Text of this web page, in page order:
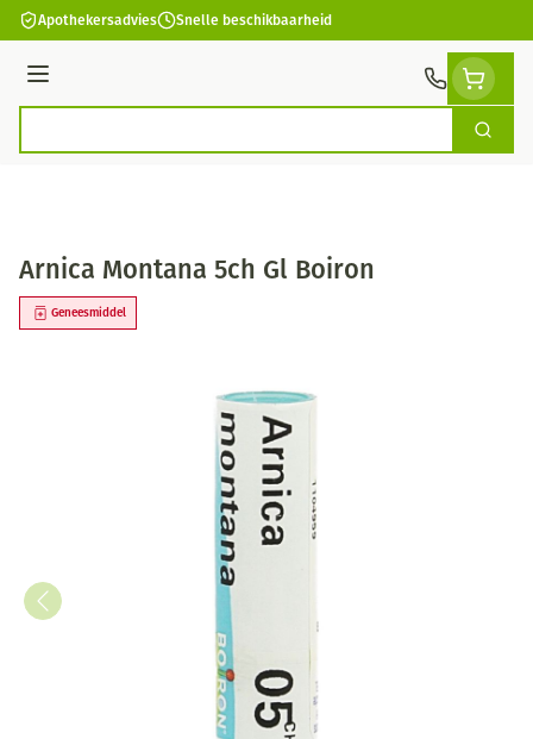
Ga naar de inhoud
Apothekersadvies Snelle beschikbaarheid
Menu
Zoek
Arnica Montana 5ch Gl Boiron
Geneesmiddel